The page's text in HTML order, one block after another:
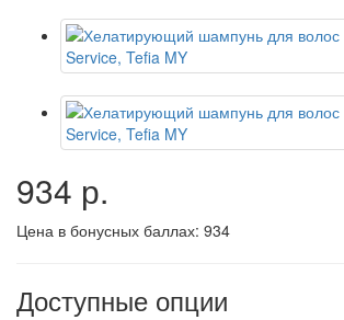
934 р.
Цена в бонусных баллах: 934
Доступные опции